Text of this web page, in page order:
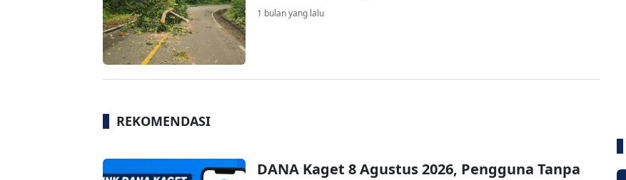
1 bulan yang lalu
REKOMENDASI
DANA Kaget 8 Agustus 2026, Pengguna Tanpa